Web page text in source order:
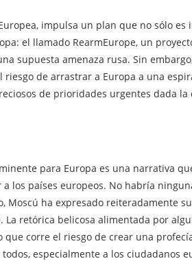
impulsa un plan que no sólo es
el llamado RearmEurope, un
supuesta amenaza rusa. Sin
de arrastrar a Europa a una
de prioridades urgentes dada la
para Europa es una narrativa
los países europeos. No habría
Moscú ha expresado reiteradamente
retórica belicosa alimentada por
que corre el riesgo de crear una
especialmente a los ciudadanos